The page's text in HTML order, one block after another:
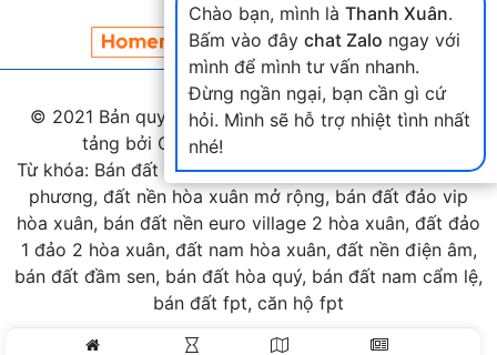
Chào bạn, mình là Thanh Xuân.
Bấm vào đây chat Zalo ngay với
mình để mình tư vấn nhanh.
Đừng ngần ngại, bạn cần gì cứ
hỏi. Mình sẽ hỗ trợ nhiệt tình nhất
nhé!
© 2021 Bản quyền thuộclandmap.vn. Phát triển nền
tảng bởi Công ty Home Land Việt Nam.
Từ khóa: Bán đất hòa xuân, bán đất nam cầu nguyễn tri
phương, đất nền hòa xuân mở rộng, bán đất đảo vip
hòa xuân, bán đất nền euro village 2 hòa xuân, đất đảo
1 đảo 2 hòa xuân, đất nam hòa xuân, đất nền điện âm,
bán đất đầm sen, bán đất hòa quý, bán đất nam cẩm lệ,
bán đất fpt, căn hộ fpt